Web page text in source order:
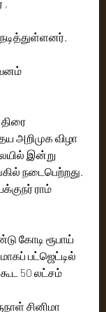
,
திரை
அறிமுக விழா
இன்று
நடைபெற்றது.
ராம்
கோடி ரூபாய்
பட்ஜெட்டில்
50 லட்சம்
சினிமா